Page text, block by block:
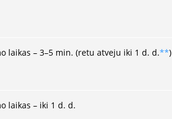
laikas – 3–5 min. (retu atveju iki 1 d. d.**)
laikas – iki 1 d. d.